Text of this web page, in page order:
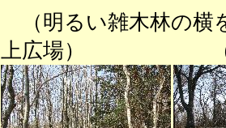
（明るい雑木林
上広場） （山頂